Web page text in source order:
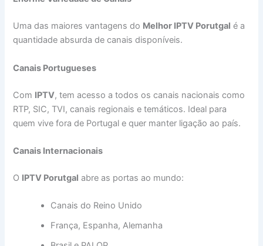
Uma das maiores vantagens do Melhor IPTV Porutgal é a
quantidade absurda de canais disponíveis.
Canais Portugueses
Com IPTV, tem acesso a todos os canais nacionais como
RTP, SIC, TVI, canais regionais e temáticos. Ideal para
quem vive fora de Portugal e quer manter ligação ao país.
Canais Internacionais
O IPTV Porutgal abre as portas ao mundo:
Canais do Reino Unido
França, Espanha, Alemanha